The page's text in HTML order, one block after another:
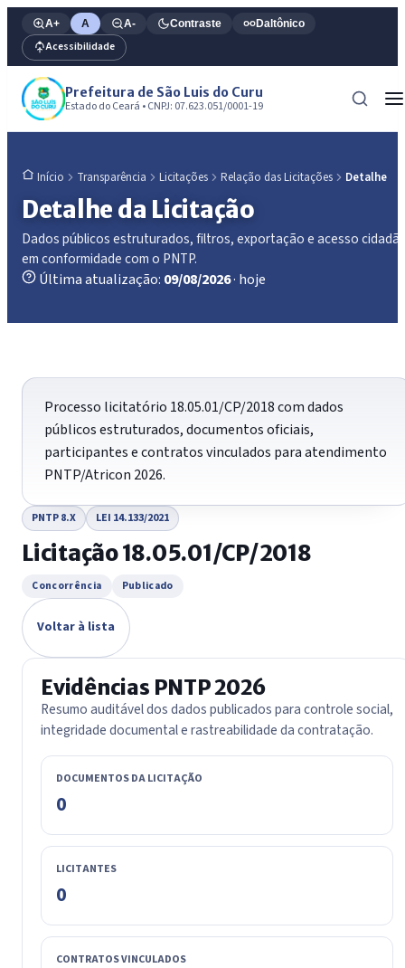
A+ A A- Contraste Daltônico
Acessibilidade
Prefeitura de São Luis do Curu
Estado do Ceará • CNPJ: 07.623.051/0001-19
Início Transparência Licitações Relação das Licitações Detalhe
Detalhe da Licitação
Dados públicos estruturados, filtros, exportação e acesso
em conformidade com o PNTP.
Última atualização: 09/08/2026· hoje
Processo licitatório 18.05.01/CP/2018 com dados
públicos estruturados, documentos oficiais,
participantes e contratos vinculados para atendimento
PNTP/Atricon 2026.
PNTP 8.X LEI 14.133/2021
Licitação 18.05.01/CP/2018
Concorrência Publicado
Voltar à lista
Evidências PNTP 2026
Resumo auditável dos dados publicados para controle social,
integridade documental e rastreabilidade da contratação.
DOCUMENTOS DA LICITAÇÃO
0
LICITANTES
0
CONTRATOS VINCULADOS